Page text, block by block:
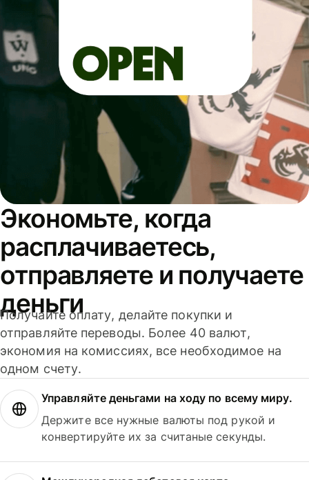
Экономьте, когда
расплачиваетесь,
отправляете и получаете
деньги
Получайте оплату, делайте покупки и
отправляйте переводы. Более 40 валют,
экономия на комиссиях, все необходимое на
одном счету.
Управляйте деньгами на ходу по всему миру.
Держите все нужные валюты под рукой и
конвертируйте их за считаные секунды.